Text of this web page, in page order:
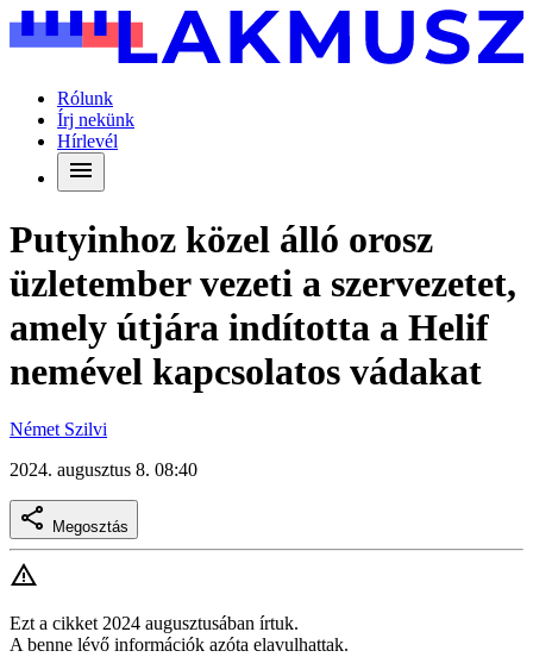
Rólunk
Írj nekünk
Hírlevél
Putyinhoz közel álló orosz
üzletember vezeti a szervezetet,
amely útjára indította a Helif
nemével kapcsolatos vádakat
Német Szilvi
2024. augusztus 8. 08:40
Megosztás
Ezt a cikket 2024 augusztusában írtuk.
A benne lévő információk azóta elavulhattak.